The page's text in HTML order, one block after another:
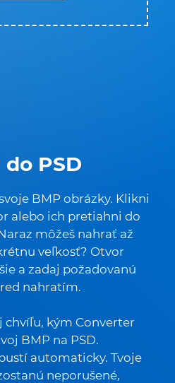
do PSD
BMP obrázky. Klikni
alebo ich pretiahni do
môžeš nahrať až
veľkosť? Otvor
a zadaj požadovanú
nahratím.
chvíľu, kým Converter
BMP na PSD.
automaticky. Tvoje
neporušené,